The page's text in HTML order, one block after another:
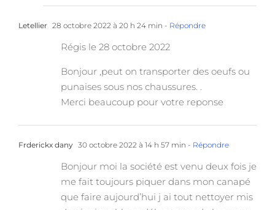
Letellier 28 octobre 2022 à 20 h 24 min - Répondre
Régis le 28 octobre 2022
Bonjour ,peut on transporter des oeufs ou
punaises sous nos chaussures. .
Merci beaucoup pour votre reponse
Frderickx dany 30 octobre 2022 à 14 h 57 min - Répondre
Bonjour moi la société est venu deux fois je
me fait toujours piquer dans mon canapé
que faire aujourd’hui j ai tout nettoyer mis